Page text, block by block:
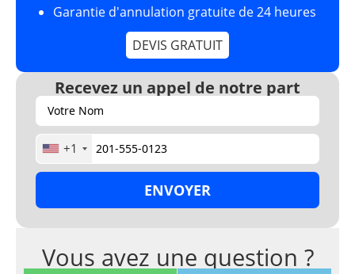
Garantie d'annulation gratuite de 24 heures
DEVIS GRATUIT
Recevez un appel de notre part
+1
Vous avez une question ?